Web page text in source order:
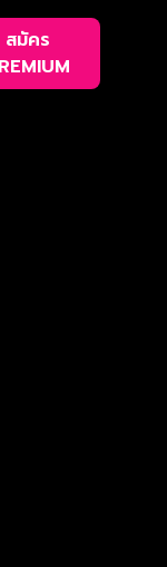
สมัคร